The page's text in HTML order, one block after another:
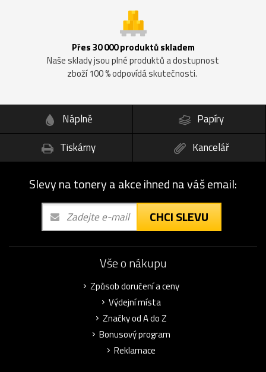
Přes 30 000 produktů skladem
Naše sklady jsou plné produktů a dostupnost
zboží 100 % odpovídá skutečnosti.
Náplně
Papíry
Tiskárny
Kancelář
Slevy na tonery a akce ihned na váš email:
CHCI SLEVU
Vše o nákupu
Způsob doručení a ceny
Výdejní místa
Značky od A do Z
Bonusový program
Reklamace